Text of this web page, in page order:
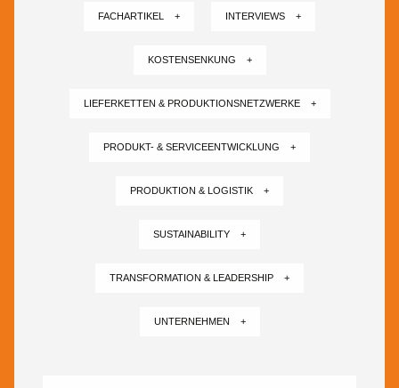
FACHARTIKEL + INTERVIEWS +
KOSTENSENKUNG +
LIEFERKETTEN & PRODUKTIONSNETZWERKE +
PRODUKT- & SERVICEENTWICKLUNG +
PRODUKTION & LOGISTIK +
SUSTAINABILITY +
TRANSFORMATION & LEADERSHIP +
UNTERNEHMEN +